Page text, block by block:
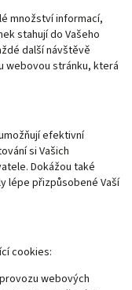
množství informací,
stahují do Vašeho
další návštěvě
webovou stránku, která
efektivní
si Vašich
Dokážou také
lépe přizpůsobené Vaší
cookies:
webových